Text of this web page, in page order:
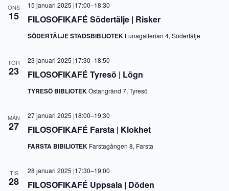
ONS
15 FILOSOFIKAFÉ Södertälje | Risker
15 januari 2025 |17:00–18:30
SÖDERTÄLJE STADSBIBLIOTEK Lunagallerian 4, Södertälje
TOR
23 FILOSOFIKAFÉ Tyresö | Lögn
23 januari 2025 |17:30–18:50
TYRESÖ BIBLIOTEKÖstangränd 7, Tyresö
MÅN
27 FILOSOFIKAFÉ Farsta | Klokhet
27 januari 2025 |18:00–19:30
FARSTA BIBILIOTEK Farstagången 8, Farsta
TIS
28 FILOSOFIKAFÉ Uppsala | Döden
28 januari 2025 |17:30–19:00